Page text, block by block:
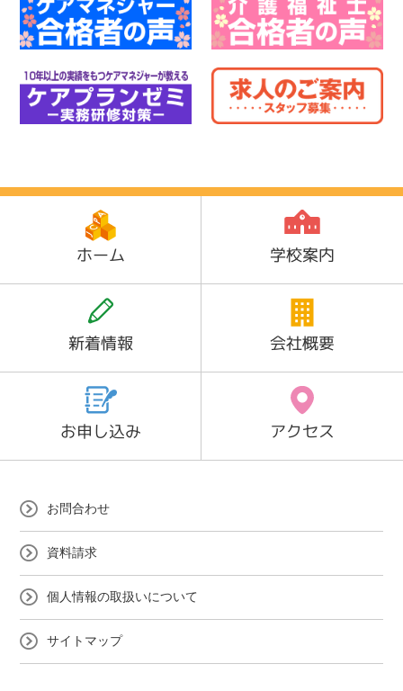
ホーム 学校案内
新着情報 会社概要
お申し込み アクセス
お問合わせ
資料請求
個人情報の取扱いについて
サイトマップ